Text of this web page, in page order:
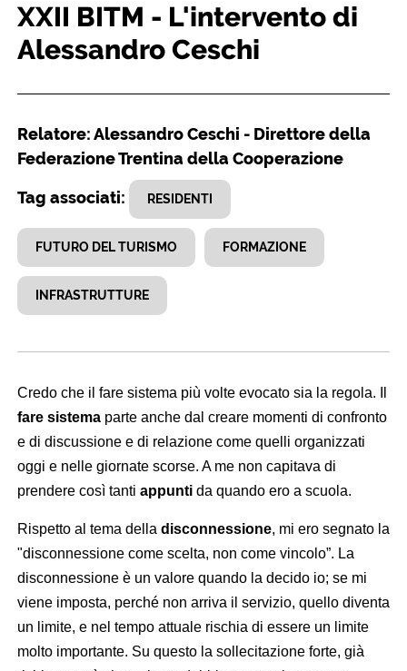
XXII BITM - L'intervento di
Alessandro Ceschi
Relatore: Alessandro Ceschi - Direttore della
Federazione Trentina della Cooperazione
Tag associati: RESIDENTI
FUTURO DEL TURISMO FORMAZIONE
INFRASTRUTTURE
Credo che il fare sistema più volte evocato sia la regola. Il
fare sistemaparte anche dal creare momenti di confronto
e di discussione e di relazione come quelli organizzati
oggi e nelle giornate scorse. A me non capitava di
prendere così tanti appunti da quando ero a scuola.
Rispetto al tema della disconnessione, mi ero segnato la
"disconnessione come scelta, non come vincolo”. La
disconnessione è un valore quando la decido io; se mi
viene imposta, perché non arriva il servizio, quello diventa
un limite, e nel tempo attuale rischia di essere un limite
molto importante. Su questo la sollecitazione forte, già